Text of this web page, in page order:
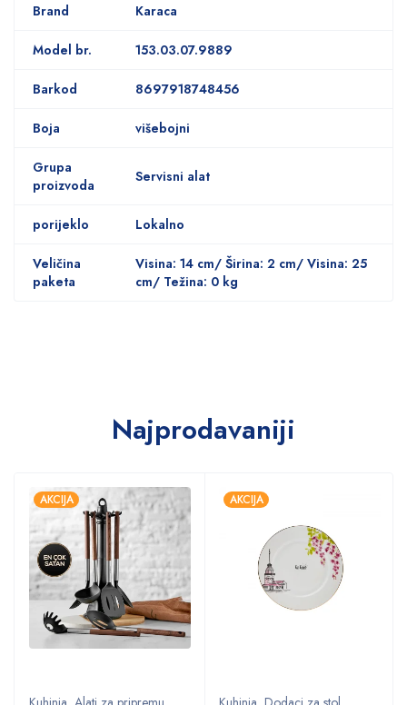
Brand Karaca
Model br. 153.03.07.9889
Barkod 8697918748456
Boja višebojni
Grupa
proizvoda
Servisni alat
porijeklo Lokalno
Veličina
paketa
Visina: 14 cm/ Širina: 2 cm/ Visina: 25
cm/ Težina: 0 kg
Najprodavaniji
AKCIJA AKCIJA